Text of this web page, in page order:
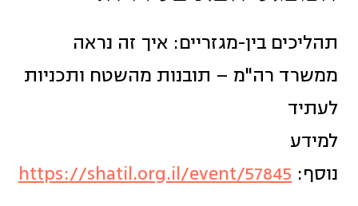
תהליכים בין-מגזריים: איך זה נראה
ממשרד רה"מ – תובנות מהשטח ותכניות
לעתיד
למידע
נוסף:https://shatil.org.il/event/57845